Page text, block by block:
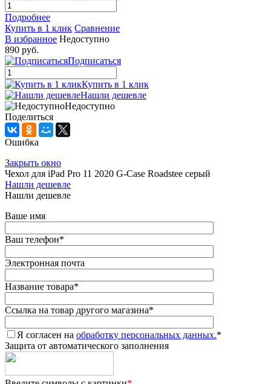
Подробнее
Купить в 1 клик Сравнение
В избранное Недоступно
890 руб.
Подписаться
Купить в 1 клик
Нашли дешевле
Недоступно
Поделиться
Ошибка
Закрыть окно
Чехол для iPad Pro 11 2020 G-Case Roadstee серый
Нашли дешевле
Нашли дешевле
Ваше имя
Ваш телефон*
Электронная почта
Название товара*
Ссылка на товар другого магазина*
Я согласен на обработку персональных данных.*
Защита от автоматического заполнения